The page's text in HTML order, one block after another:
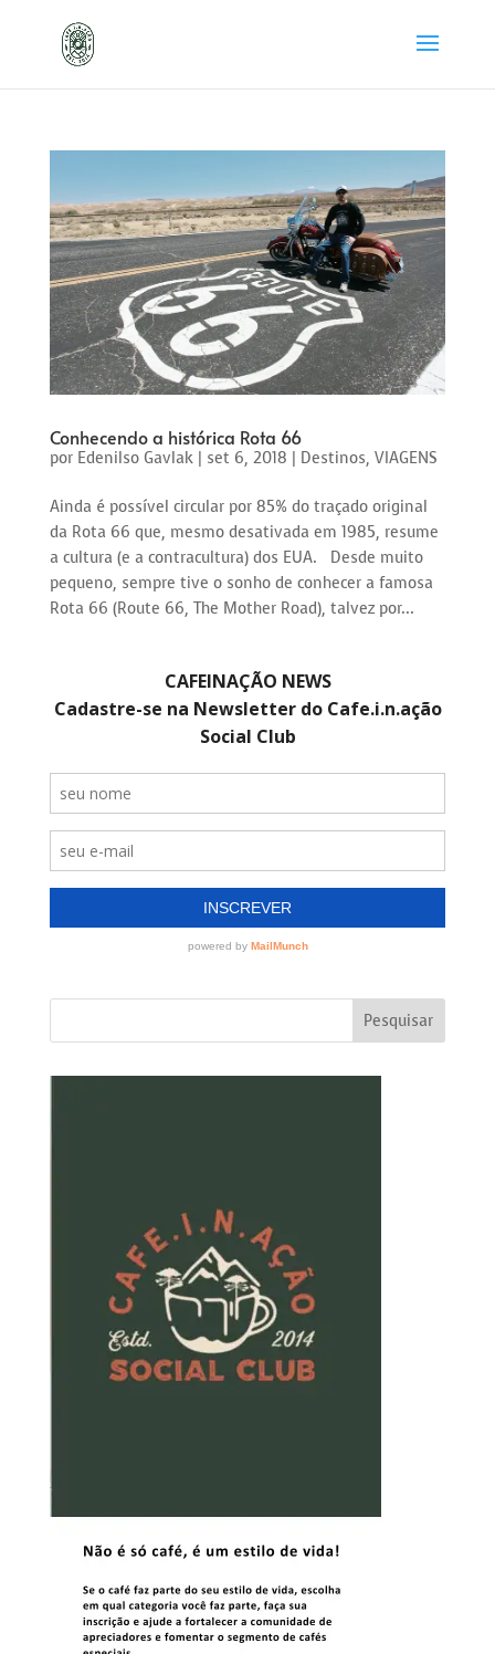
Conhecendo a histórica Rota 66
por Edenilso Gavlak| set 6, 2018 | Destinos, VIAGENS
Ainda é possível circular por 85% do traçado original
da Rota 66 que, mesmo desativada em 1985, resume
a cultura (e a contracultura) dos EUA. Desde muito
pequeno, sempre tive o sonho de conhecer a famosa
Rota 66 (Route 66, The Mother Road), talvez por...